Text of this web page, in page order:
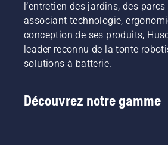
l’entretien des jardins, des
associant technologie,
conception de ses produits,
leader reconnu de la tonte
solutions à batterie.
Découvrez notre gamme